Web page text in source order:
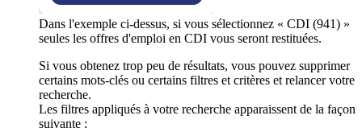
Dans l'exemple ci-dessus, si vous sélectionnez « CDI (941) »
seules les offres d'emploi en CDI vous seront restituées.
Si vous obtenez trop peu de résultats, vous pouvez supprimer
certains mots-clés ou certains filtres et critères et relancer votre
recherche.
Les filtres appliqués à votre recherche apparaissent de la façon
suivante :